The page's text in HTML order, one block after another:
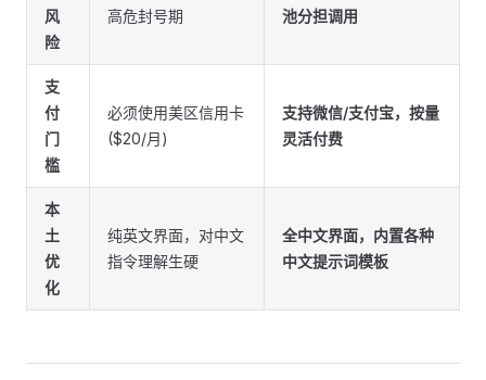
风
险
高危封号期
池分担调用
支
付
门
槛
必须使用美区信用卡
($20/月)
支持微信/支付宝，按量
灵活付费
本
土
优
化
纯英文界面，对中文
指令理解生硬
全中文界面，内置各种
中文提示词模板